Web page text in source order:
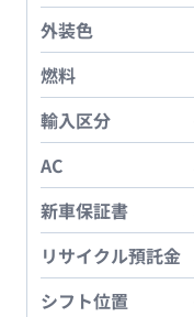
外装色
燃料
輸入区分
AC
新車保証書
リサイクル預託金
シフト位置